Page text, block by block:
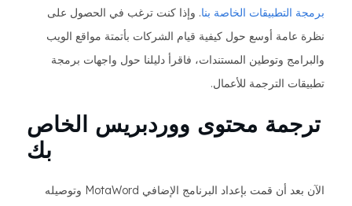
برمجة التطبيقات الخاصة بنا. وإذا كنت ترغب في الحصول على
نظرة عامة أوسع حول كيفية قيام الشركات بأتمتة مواقع الويب
والبرامج وتوطين المستندات، فاقرأ دليلنا حول واجهات برمجة
تطبيقات الترجمة للأعمال.
ترجمة محتوى ووردبريس الخاص
بك
الآن بعد أن قمت بإعداد البرنامج الإضافي MotaWord وتوصيله